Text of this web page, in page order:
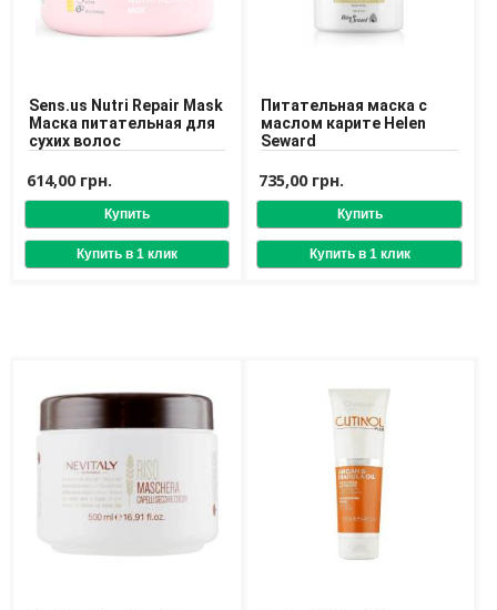
Контакты
Доставка
Оплата
Возврат товара
Sens.us Nutri Repair Mask
Маска питательная для
сухих волос
614,00 грн.
Питательная маска с
маслом карите Helen
Seward
735,00 грн.